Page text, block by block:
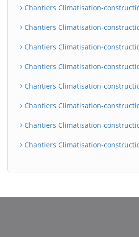
Chantiers Climatisation-
Chantiers Climatisation-
Chantiers Climatisation-
Chantiers Climatisation-
Chantiers Climatisation-
Chantiers Climatisation-
Chantiers Climatisation-
Chantiers Climatisation-
BatiWebPro